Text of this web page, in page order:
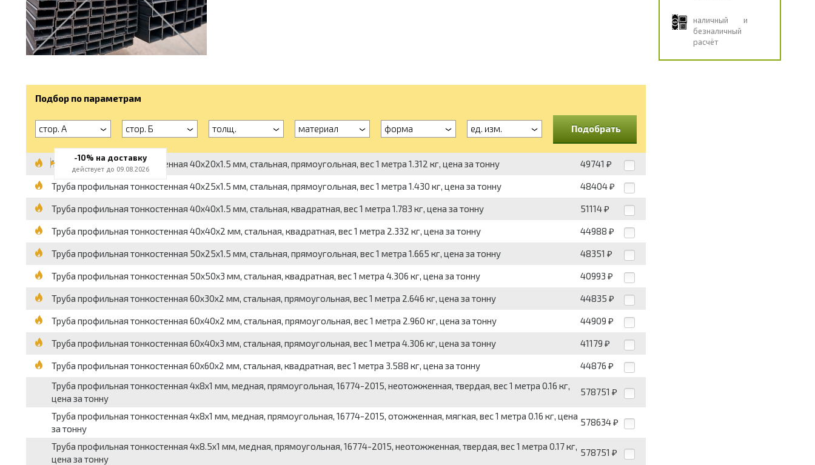
наличный и
безналичный
расчёт
Подбор по параметрам
стор. А стор. Б толщ. материал форма ед. изм. Подобрать
Труба профильная тонкостенная 40x20x1.5 мм, стальная, прямоугольная, вес 1 метра 1.312 кг, цена за тонну 49741 ₽
Труба профильная тонкостенная 40x25x1.5 мм, стальная, прямоугольная, вес 1 метра 1.430 кг, цена за тонну 48404 ₽
Труба профильная тонкостенная 40x40x1.5 мм, стальная, квадратная, вес 1 метра 1.783 кг, цена за тонну 51114 ₽
Труба профильная тонкостенная 40x40x2 мм, стальная, квадратная, вес 1 метра 2.332 кг, цена за тонну 44988 ₽
Труба профильная тонкостенная 50x25x1.5 мм, стальная, прямоугольная, вес 1 метра 1.665 кг, цена за тонну 48351 ₽
Труба профильная тонкостенная 50x50x3 мм, стальная, квадратная, вес 1 метра 4.306 кг, цена за тонну 40993 ₽
Труба профильная тонкостенная 60x30x2 мм, стальная, прямоугольная, вес 1 метра 2.646 кг, цена за тонну 44835 ₽
Труба профильная тонкостенная 60x40x2 мм, стальная, прямоугольная, вес 1 метра 2.960 кг, цена за тонну 44909 ₽
Труба профильная тонкостенная 60x40x3 мм, стальная, прямоугольная, вес 1 метра 4.306 кг, цена за тонну 41179 ₽
Труба профильная тонкостенная 60x60x2 мм, стальная, квадратная, вес 1 метра 3.588 кг, цена за тонну 44876 ₽
Труба профильная тонкостенная 4x8x1 мм, медная, прямоугольная, 16774-2015, неотожженная, твердая, вес 1 метра 0.16 кг,
цена за тонну
578751 ₽
Труба профильная тонкостенная 4x8x1 мм, медная, прямоугольная, 16774-2015, отожженная, мягкая, вес 1 метра 0.16 кг, цена
за тонну
578634 ₽
Труба профильная тонкостенная 4x8.5x1 мм, медная, прямоугольная, 16774-2015, неотожженная, твердая, вес 1 метра 0.17 кг,
цена за тонну
578751 ₽
-10% на доставку
действует до 09.08.2026